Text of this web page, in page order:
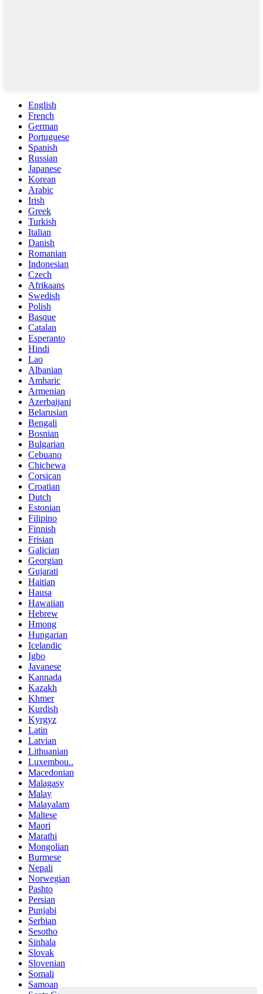
English
French
German
Portuguese
Spanish
Russian
Japanese
Korean
Arabic
Irish
Greek
Turkish
Italian
Danish
Romanian
Indonesian
Czech
Afrikaans
Swedish
Polish
Basque
Catalan
Esperanto
Hindi
Lao
Albanian
Amharic
Armenian
Azerbaijani
Belarusian
Bengali
Bosnian
Bulgarian
Cebuano
Chichewa
Corsican
Croatian
Dutch
Estonian
Filipino
Finnish
Frisian
Galician
Georgian
Gujarati
Haitian
Hausa
Hawaiian
Hebrew
Hmong
Hungarian
Icelandic
Igbo
Javanese
Kannada
Kazakh
Khmer
Kurdish
Kyrgyz
Latin
Latvian
Lithuanian
Luxembou..
Macedonian
Malagasy
Malay
Malayalam
Maltese
Maori
Marathi
Mongolian
Burmese
Nepali
Norwegian
Pashto
Persian
Punjabi
Serbian
Sesotho
Sinhala
Slovak
Slovenian
Somali
Samoan